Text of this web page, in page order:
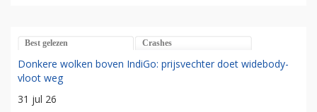
Best gelezen Crashes
Donkere wolken boven IndiGo: prijsvechter doet widebody-
vloot weg
31 jul 26